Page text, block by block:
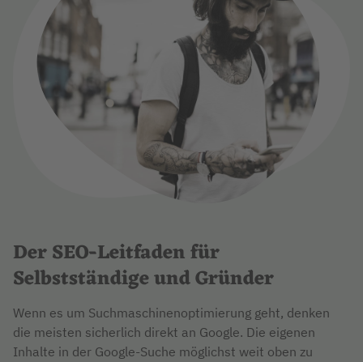
Der SEO-Leitfaden für
Selbstständige und Gründer
Wenn es um Suchmaschinenoptimierung geht, denken
die meisten sicherlich direkt an Google. Die eigenen
Inhalte in der Google-Suche möglichst weit oben zu